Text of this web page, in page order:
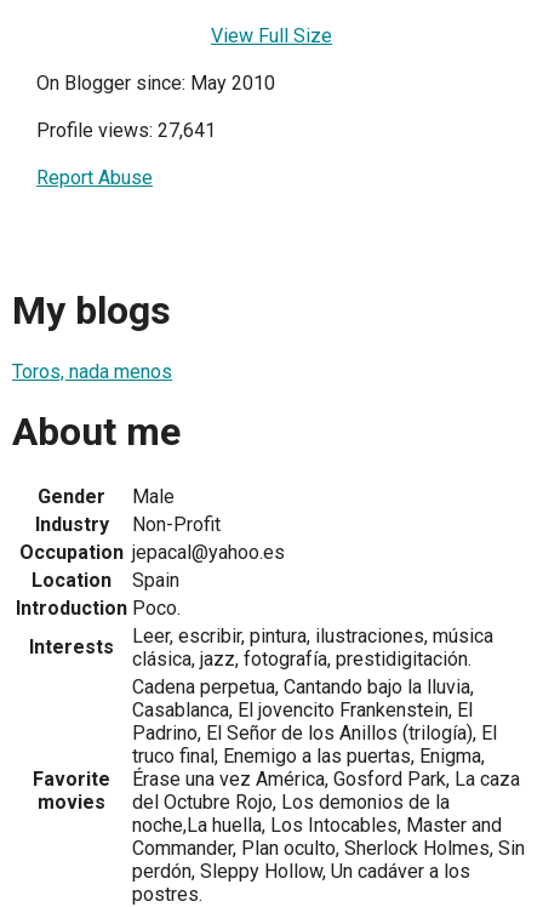
View Full Size
On Blogger since: May 2010
Profile views: 27,641
Report Abuse
My blogs
Toros, nada menos
About me
Gender
Male
Industry
Non-Profit
Occupation jepacal@yahoo.es
Location
Spain
Introduction Poco.
Interests
Leer, escribir, pintura, ilustraciones, música
clásica, jazz, fotografía, prestidigitación.
Favorite
movies
Cadena perpetua, Cantando bajo la lluvia,
Casablanca, El jovencito Frankenstein, El
Padrino, El Señor de los Anillos (trilogía), El
truco final, Enemigo a las puertas, Enigma,
Érase una vez América, Gosford Park, La caza
del Octubre Rojo, Los demonios de la
noche,La huella, Los Intocables, Master and
Commander, Plan oculto, Sherlock Holmes, Sin
perdón, Sleppy Hollow, Un cadáver a los
postres.